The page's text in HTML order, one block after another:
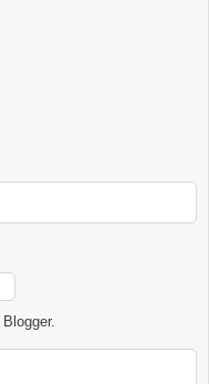
Blogger.